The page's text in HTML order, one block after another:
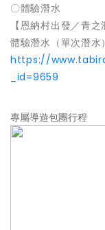
〇體驗潛水
【恩納村出發／青
體驗潛水（單次潛水
https://
_id=9659
專屬導遊包團行程